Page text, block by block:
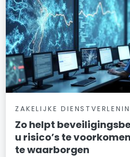
ZAKELIJKE
Zo helpt
u risico’s te
te waarborgen